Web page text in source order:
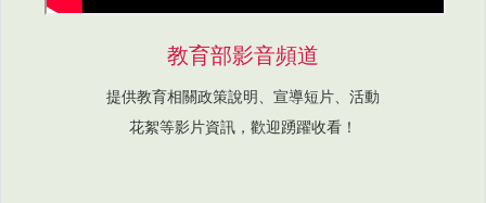
教育部影音頻道
提供教育相關政策說明、宣導短片、活動
花絮等影片資訊，歡迎踴躍收看！